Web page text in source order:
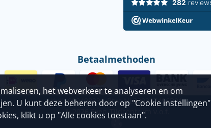
Betaalmethoden
KvK: 09049833 - Btw: NL800397496B01
©
Even-Tijdcentrum v.o.f.
het webverkeer te analyseren en om
U kunt deze beheren door op "Cookie instellingen"
klikt u op "Alle cookies toestaan".